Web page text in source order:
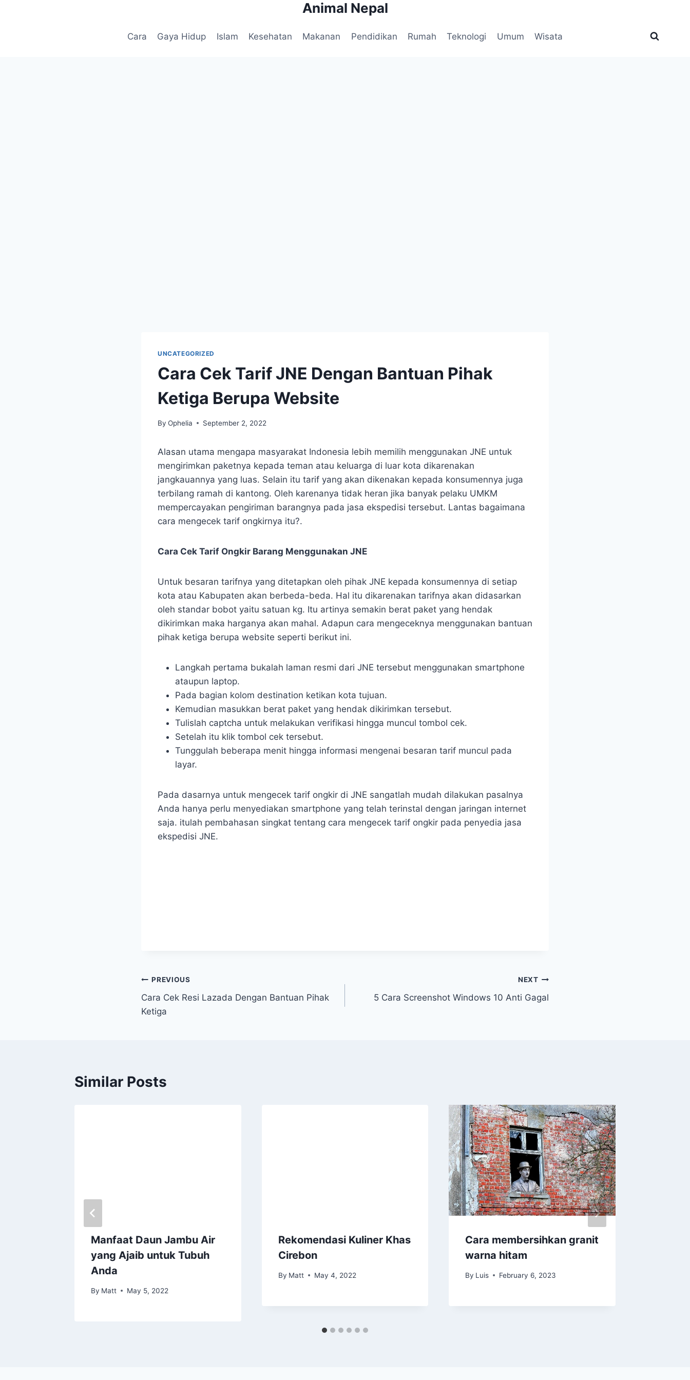
Animal Nepal
Cara Gaya Hidup Islam Kesehatan Makanan Pendidikan Rumah Teknologi Umum Wisata
UNCATEGORIZED
Cara Cek Tarif JNE Dengan Bantuan Pihak
Ketiga Berupa Website
By Ophelia September 2, 2022
Alasan utama mengapa masyarakat Indonesia lebih memilih menggunakan JNE untuk
mengirimkan paketnya kepada teman atau keluarga di luar kota dikarenakan
jangkauannya yang luas. Selain itu tarif yang akan dikenakan kepada konsumennya juga
terbilang ramah di kantong. Oleh karenanya tidak heran jika banyak pelaku UMKM
mempercayakan pengiriman barangnya pada jasa ekspedisi tersebut. Lantas bagaimana
cara mengecek tarif ongkirnya itu?.
Cara Cek Tarif Ongkir Barang Menggunakan JNE
Untuk besaran tarifnya yang ditetapkan oleh pihak JNE kepada konsumennya di setiap
kota atau Kabupaten akan berbeda-beda. Hal itu dikarenakan tarifnya akan didasarkan
oleh standar bobot yaitu satuan kg. Itu artinya semakin berat paket yang hendak
dikirimkan maka harganya akan mahal. Adapun cara mengeceknya menggunakan bantuan
pihak ketiga berupa website seperti berikut ini.
Langkah pertama bukalah laman resmi dari JNE tersebut menggunakan smartphone
ataupun laptop.
Pada bagian kolom destination ketikan kota tujuan.
Kemudian masukkan berat paket yang hendak dikirimkan tersebut.
Tulislah captcha untuk melakukan verifikasi hingga muncul tombol cek.
Setelah itu klik tombol cek tersebut.
Tunggulah beberapa menit hingga informasi mengenai besaran tarif muncul pada
layar.
Pada dasarnya untuk mengecek tarif ongkir di JNE sangatlah mudah dilakukan pasalnya
Anda hanya perlu menyediakan smartphone yang telah terinstal dengan jaringan internet
saja. itulah pembahasan singkat tentang cara mengecek tarif ongkir pada penyedia jasa
ekspedisi JNE.
Post
navigation
PREVIOUS
Cara Cek Resi Lazada Dengan Bantuan Pihak
Ketiga
NEXT
5 Cara Screenshot Windows 10 Anti Gagal
Similar Posts
Manfaat Daun Jambu Air
yang Ajaib untuk Tubuh
Anda
By Matt May 5, 2022
Rekomendasi Kuliner Khas
Cirebon
By Matt May 4, 2022
Cara membersihkan granit
warna hitam
By Luis February 6, 2023